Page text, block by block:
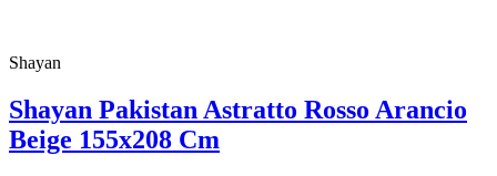
Shayan
Shayan Pakistan Astratto Rosso Arancio
Beige 155x208 Cm